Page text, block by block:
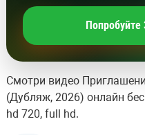
Попробуйте
Смотри видео
(Дубляж, 2026) онлайн
hd 720, full hd.